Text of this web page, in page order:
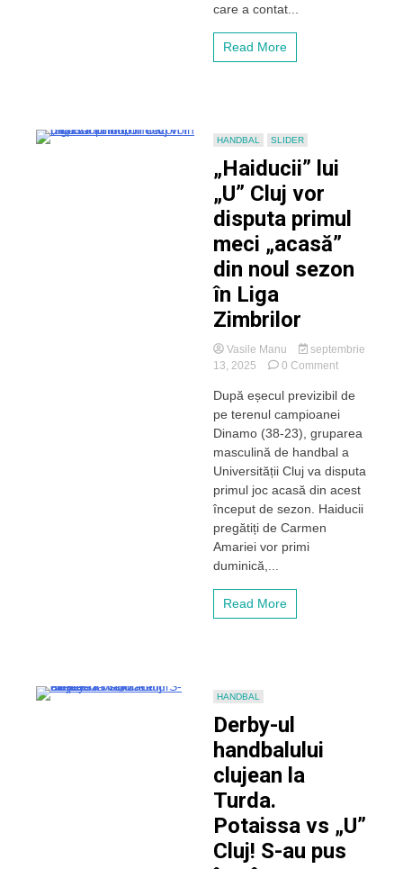
special!
care a contat...
Read More
HANDBAL SLIDER
„Haiducii” lui
„U” Cluj vor
disputa primul
meci „acasă”
din noul sezon
în Liga
Zimbrilor
Vasile Manu
septembrie
13, 2025
0 Commenton
lui
„U”
Cluj
vor
primul
meci
„acasă”
După eșecul previzibil de
pe terenul campioanei
Dinamo (38-23), gruparea
masculină de handbal a
Universității Cluj va disputa
primul joc acasă din acest
început de sezon. Haiducii
pregătiți de Carmen
Amariei vor primi
duminică,...
Read More
HANDBAL
Derby-ul
handbalului
clujean la
Turda.
Potaissa vs „U”
Cluj! S-au pus